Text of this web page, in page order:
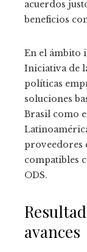
acuerdos
beneficios
En el ámbito
Iniciativa de
políticas
soluciones
Brasil como
proveedores
compatibles
ODS.
avances